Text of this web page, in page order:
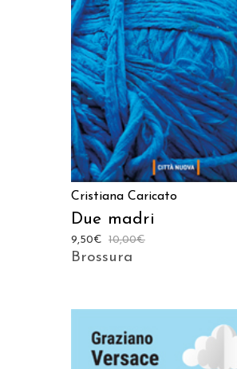
AGGIUNGI AL CARRELLO
Cristiana Caricato
Due madri
10,00€
9,50€
Brossura